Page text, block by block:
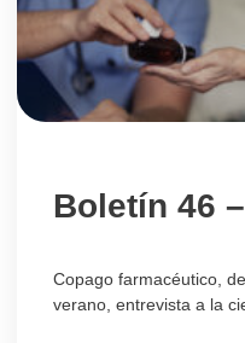
Boletín 46
Copago farmacéutico,
verano, entrevista a la